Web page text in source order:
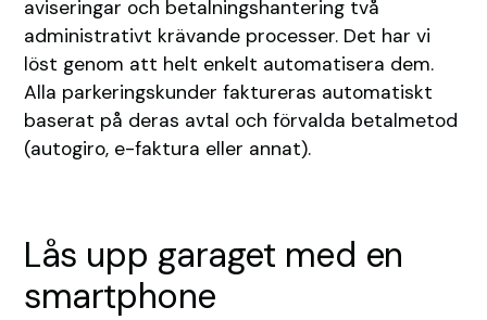
aviseringar och betalningshantering två
administrativt krävande processer. Det har vi
löst genom att helt enkelt automatisera dem.
Alla parkeringskunder faktureras automatiskt
baserat på deras avtal och förvalda betalmetod
(autogiro, e-faktura eller annat).
Lås upp garaget med en
smartphone